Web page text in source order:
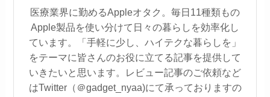
医療業界に勤めるAppleオタク。毎日11種類もの
Apple製品を使い分けて日々の暮らしを効率化し
ています。「手軽に少し、ハイテクな暮らしを」
をテーマに皆さんのお役に立てる記事を提供して
いきたいと思います。レビュー記事のご依頼など
はTwitter（＠gadget_nyaa)にて承っておりますの